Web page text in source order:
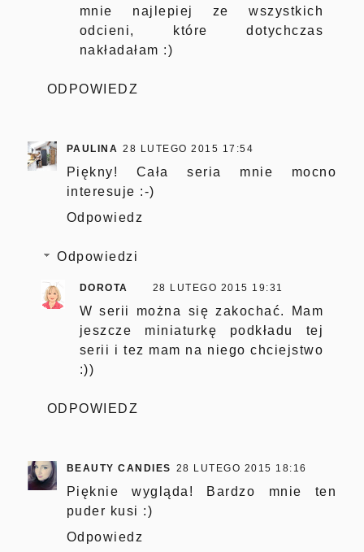
mnie najlepiej ze wszystkich
odcieni, które dotychczas
nakładałam :)
ODPOWIEDZ
PAULINA 28 LUTEGO 2015 17:54
Piękny! Cała seria mnie mocno
interesuje :-)
Odpowiedz
Odpowiedzi
DOROTA 28 LUTEGO 2015 19:31
W serii można się zakochać. Mam
jeszcze miniaturkę podkładu tej
serii i tez mam na niego chciejstwo
:))
ODPOWIEDZ
BEAUTY CANDIES 28 LUTEGO 2015 18:16
Pięknie wygląda! Bardzo mnie ten
puder kusi :)
Odpowiedz